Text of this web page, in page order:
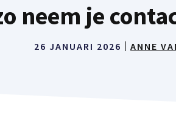
neem je
26 JANUARI 2026 ANNE